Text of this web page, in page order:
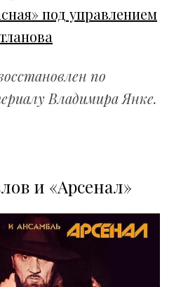
под управлением
по
Владимира Янке.
и «Арсенал»